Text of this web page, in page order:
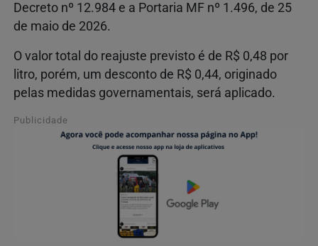
Decreto nº 12.984 e a Portaria MF nº 1.496, de 25
de maio de 2026.
O valor total do reajuste previsto é de R$ 0,48 por
litro, porém, um desconto de R$ 0,44, originado
pelas medidas governamentais, será aplicado.
Publicidade